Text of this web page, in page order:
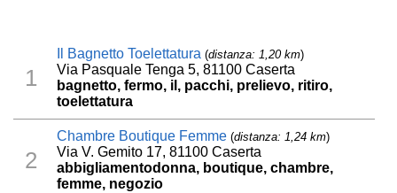
1
Il Bagnetto Toelettatura (distanza: 1,20 km)
Via Pasquale Tenga 5, 81100 Caserta
bagnetto, fermo, il, pacchi, prelievo, ritiro,
toelettatura
2
Chambre Boutique Femme (distanza: 1,24 km)
Via V. Gemito 17, 81100 Caserta
abbigliamentodonna, boutique, chambre,
femme, negozio